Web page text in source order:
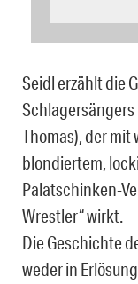
Seidl erzählt die
Schlagersängers
Thomas), der
blondiertem,
Palatschinken-
Wrestler“ wirkt.
Die Geschichte
weder in